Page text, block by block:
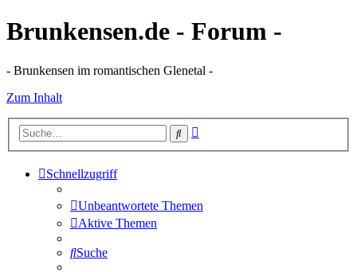
Brunkensen.de - Forum -
- Brunkensen im romantischen Glenetal -
Zum Inhalt
Suche
Schnellzugriff
Unbeantwortete Themen
Aktive Themen
Suche